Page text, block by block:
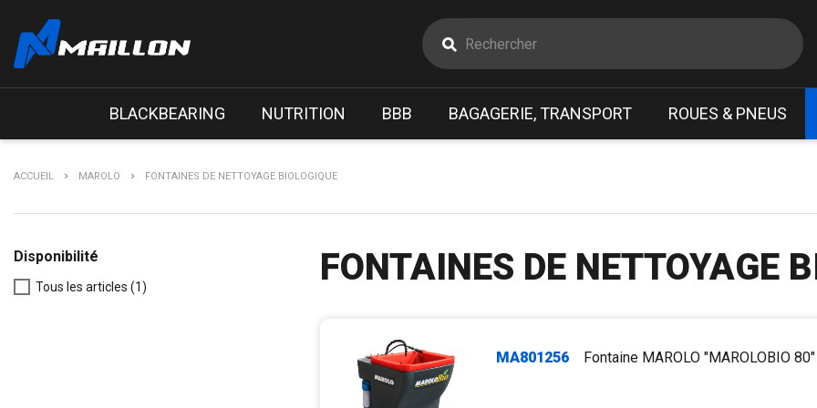
BLACKBEARING NUTRITION BBB BAGAGERIE, TRANSPORT ROUES & PNEUS
ACCUEIL MAROLO FONTAINES DE NETTOYAGE BIOLOGIQUE
Disponibilité
Tous les articles (1) FONTAINES DE NETTOYAGE
MA801256 Fontaine MAROLO "MAROLOBIO 80"